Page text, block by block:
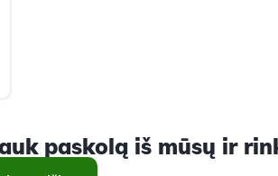
paskolą iš mūsų ir